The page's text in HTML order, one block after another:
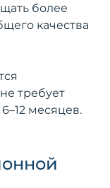
более
качества
требует
месяцев.